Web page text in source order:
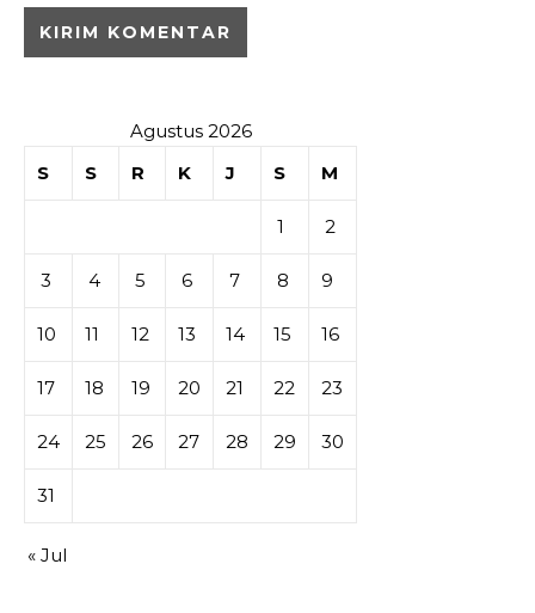
Agustus 2026
S
S R K J S M
1 2
3 4 5 6 7 8 9
10 11 12 13 14 15 16
17 18 19 20 21 22 23
24 25 26 27 28 29 30
31
« Jul